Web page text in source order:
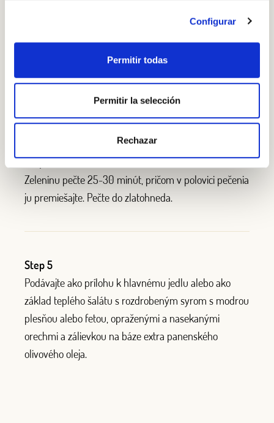
Configurar
Permitir todas
Permitir la selección
Rechazar
Step 3
Zeleninu položte na plech na pečenie. Potrite ich extra
panenským olivovým olejom. Dochuťte soľou, čiernym
korením a rozmarínom. Dobre premiešajte.
Step 4
Zeleninu pečte 25-30 minút, pričom v polovici pečenia
ju premiešajte. Pečte do zlatohneda.
Step 5
Podávajte ako prílohu k hlavnému jedlu alebo ako
základ teplého šalátu s rozdrobeným syrom s modrou
plesňou alebo fetou, opraženými a nasekanými
orechmi a zálievkou na báze extra panenského
olivového oleja.